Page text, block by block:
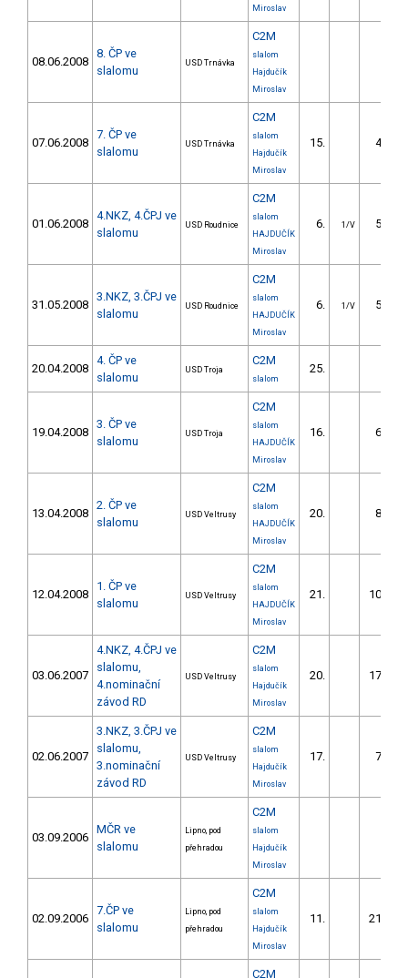
Miroslav
08.06.2008
8. ČP ve
slalomu
USD Trnávka
C2M
slalom
Hajdučík
Miroslav
07.06.2008
7. ČP ve
slalomu
USD Trnávka
C2M
slalom
Hajdučík
Miroslav
15. 46.41
01.06.2008
4.NKZ, 4.ČPJ ve
slalomu
USD Roudnice
C2M
slalom
HAJDUČÍK
Miroslav
6. 1/V 54.90
31.05.2008
3.NKZ, 3.ČPJ ve
slalomu
USD Roudnice
C2M
slalom
HAJDUČÍK
Miroslav
6. 1/V 58.01
20.04.2008
4. ČP ve
slalomu
USD Troja
C2M
slalom
25.
19.04.2008
3. ČP ve
slalomu
USD Troja
C2M
slalom
HAJDUČÍK
Miroslav
16. 67.54
13.04.2008
2. ČP ve
slalomu
USD Veltrusy
C2M
slalom
HAJDUČÍK
Miroslav
20. 85.79
12.04.2008
1. ČP ve
slalomu
USD Veltrusy
C2M
slalom
HAJDUČÍK
Miroslav
21. 101.32
03.06.2007
4.NKZ, 4.ČPJ ve
slalomu,
4.nominační
závod RD
USD Veltrusy
C2M
slalom
Hajdučík
Miroslav
20. 179.06
02.06.2007
3.NKZ, 3.ČPJ ve
slalomu,
3.nominační
závod RD
USD Veltrusy
C2M
slalom
Hajdučík
Miroslav
17. 76.92
03.09.2006
MČR ve
slalomu
Lipno, pod
přehradou
C2M
slalom
Hajdučík
Miroslav
02.09.2006
7.ČP ve
slalomu
Lipno, pod
přehradou
C2M
slalom
Hajdučík
Miroslav
11. 211.39
C2M